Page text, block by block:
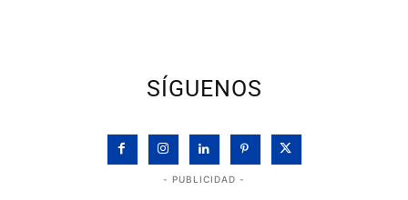
SÍGUENOS
- PUBLICIDAD -